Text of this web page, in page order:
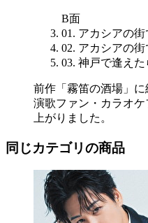
B面
01. アカシアの
02. アカシアの
03. 神戸で逢え
前作「霧笛の酒場」に
演歌ファン・カラオ
上がりました。
同じカテゴリの商品